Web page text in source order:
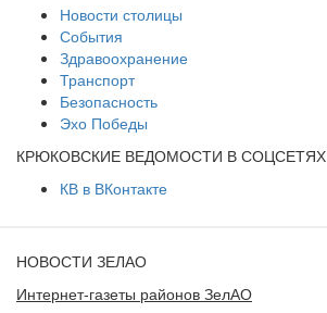
Новости столицы
События
Здравоохранение
Транспорт
Безопасность
Эхо Победы
КРЮКОВСКИЕ ВЕДОМОСТИ В СОЦСЕТЯХ
КВ в ВКонтакте
НОВОСТИ ЗЕЛАО
Интернет-газеты районов ЗелАО